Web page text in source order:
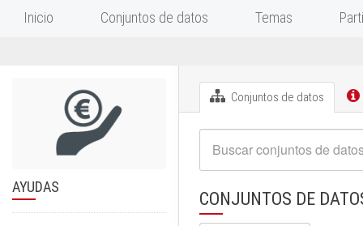
Inicio Conjuntos de datos Temas
Conjuntos de datos
CONJUNTOS DE
AYUDAS